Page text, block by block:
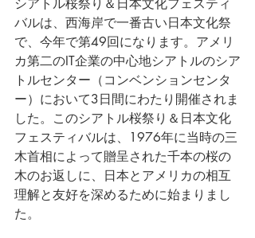
シアトル桜祭り＆日本文化フェスティ
バルは、西海岸で一番古い日本文化祭
で、今年で第49回になります。アメリ
カ第二のIT企業の中心地シアトルのシア
トルセンター（コンベンションセンタ
ー）において3日間にわたり開催されま
した。このシアトル桜祭り＆日本文化
フェスティバルは、1976年に当時の三
木首相によって贈呈された千本の桜の
木のお返しに、日本とアメリカの相互
理解と友好を深めるために始まりまし
た。